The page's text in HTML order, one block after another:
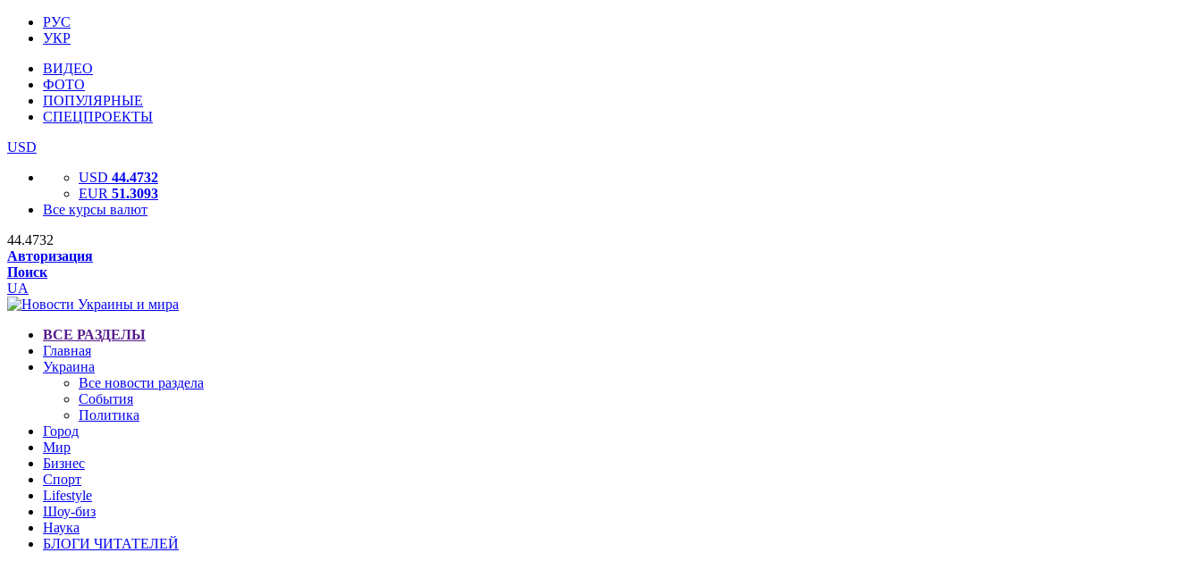
РУС
УКР
ВИДЕО
ФОТО
ПОПУЛЯРНЫЕ
СПЕЦПРОЕКТЫ
USD
USD 44.4732
EUR 51.3093
Все курсы валют
44.4732
Авторизация
Поиск
UA
ВСЕ РАЗДЕЛЫ
Главная
Украина
Все новости раздела
События
Политика
Город
Мир
Бизнес
Спорт
Lifestyle
Шоу-биз
Наука
БЛОГИ ЧИТАТЕЛЕЙ